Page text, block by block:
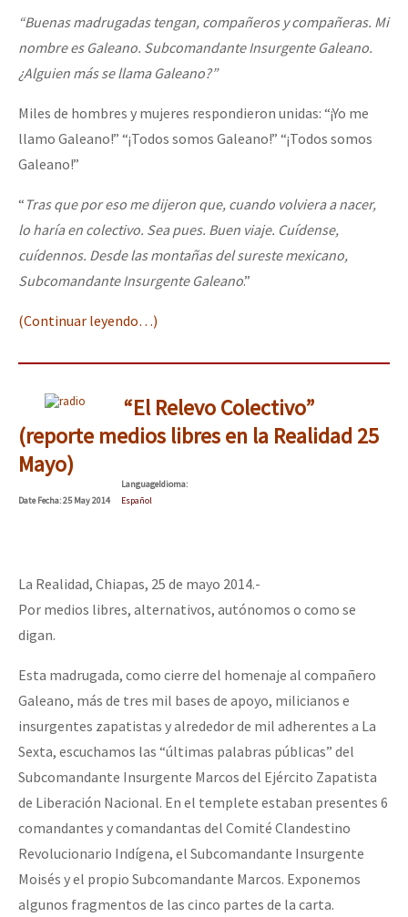
“Buenas madrugadas tengan, compañeros y compañeras. Mi
nombre es Galeano. Subcomandante Insurgente Galeano.
¿Alguien más se llama Galeano?”
Miles de hombres y mujeres respondieron unidas: “¡Yo me
llamo Galeano!” “¡Todos somos Galeano!” “¡Todos somos
Galeano!”
“ Tras que por eso me dijeron que, cuando volviera a nacer,
lo haría en colectivo. Sea pues. Buen viaje. Cuídense,
cuídennos. Desde las montañas del sureste mexicano,
Subcomandante Insurgente Galeano.”
(Continuar leyendo…)
“El Relevo Colectivo”
(reporte medios libres en la Realidad 25
Mayo)
DateFecha: 25 May 2014
LanguageIdioma:
Español
La Realidad, Chiapas, 25 de mayo 2014.-
Por medios libres, alternativos, autónomos o como se
digan.
Esta madrugada, como cierre del homenaje al compañero
Galeano, más de tres mil bases de apoyo, milicianos e
insurgentes zapatistas y alrededor de mil adherentes a La
Sexta, escuchamos las “últimas palabras públicas” del
Subcomandante Insurgente Marcos del Ejército Zapatista
de Liberación Nacional. En el templete estaban presentes 6
comandantes y comandantas del Comité Clandestino
Revolucionario Indígena, el Subcomandante Insurgente
Moisés y el propio Subcomandante Marcos. Exponemos
algunos fragmentos de las cinco partes de la carta.